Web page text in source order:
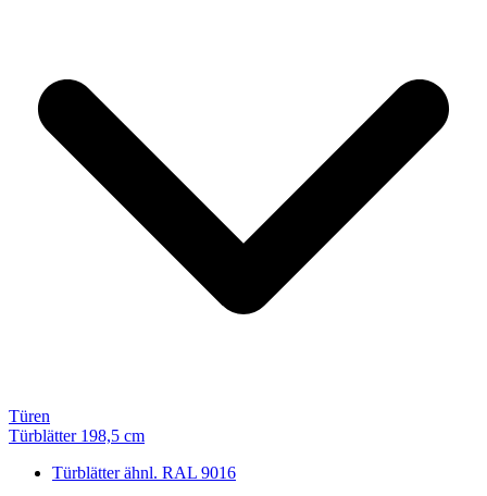
Türen
Türblätter 198,5 cm
Türblätter ähnl. RAL 9016